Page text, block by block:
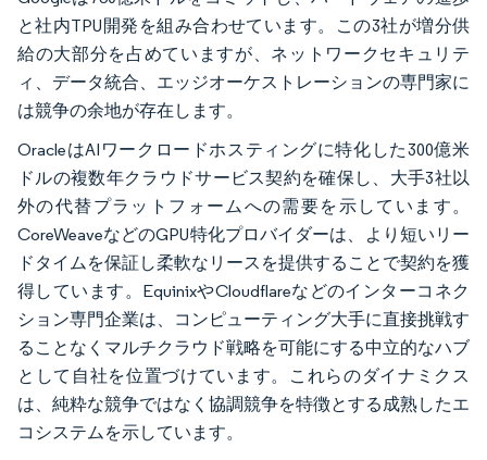
と社内TPU開発を組み合わせています。この3社が増分供
給の大部分を占めていますが、ネットワークセキュリテ
ィ、データ統合、エッジオーケストレーションの専門家に
は競争の余地が存在します。
OracleはAIワークロードホスティングに特化した300億米
ドルの複数年クラウドサービス契約を確保し、大手3社以
外の代替プラットフォームへの需要を示しています。
CoreWeaveなどのGPU特化プロバイダーは、より短いリー
ドタイムを保証し柔軟なリースを提供することで契約を獲
得しています。EquinixやCloudflareなどのインターコネク
ション専門企業は、コンピューティング大手に直接挑戦す
ることなくマルチクラウド戦略を可能にする中立的なハブ
として自社を位置づけています。これらのダイナミクス
は、純粋な競争ではなく協調競争を特徴とする成熟したエ
コシステムを示しています。